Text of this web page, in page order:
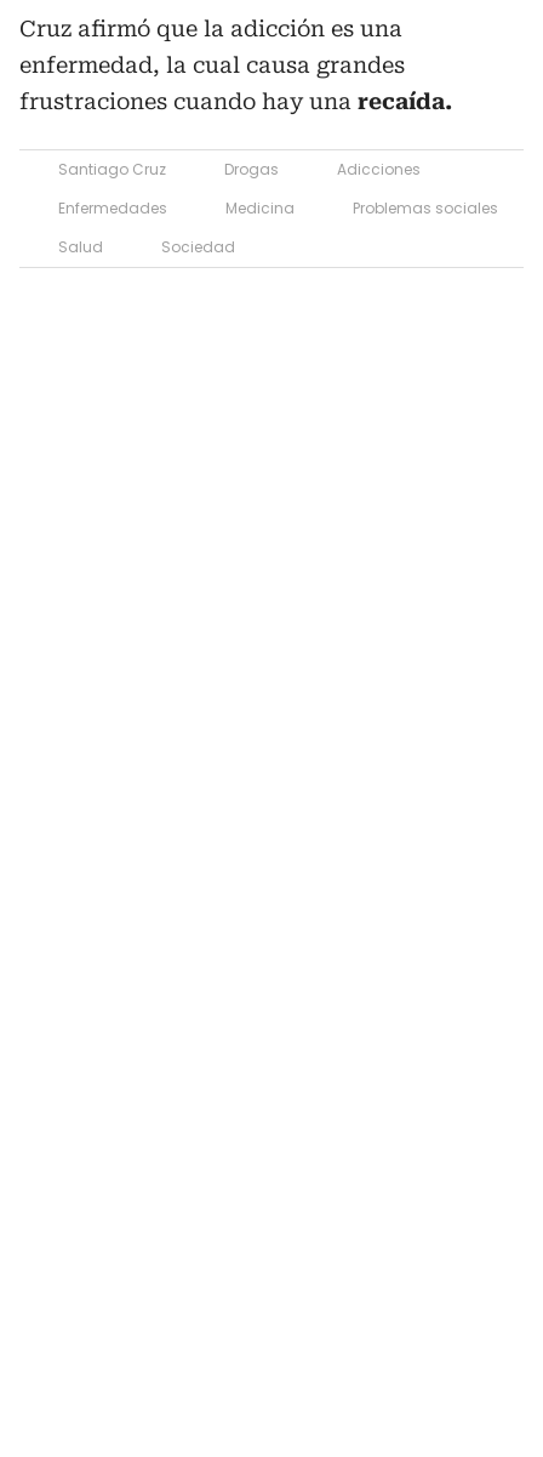
Cruz afirmó que la adicción es una
enfermedad, la cual causa grandes
frustraciones cuando hay una recaída.
Santiago Cruz Drogas
Adicciones
Enfermedades
Medicina
Problemas sociales
Salud
Sociedad